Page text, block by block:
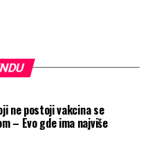
ne postoji vakcina se
– Evo gde ima najviše